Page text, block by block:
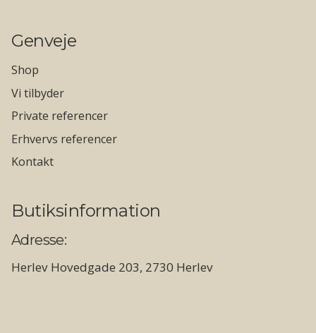
Genveje
Shop
Vi tilbyder
Private referencer
Erhvervs referencer
Kontakt
Butiksinformation
Adresse:
Herlev Hovedgade 203, 2730 Herlev